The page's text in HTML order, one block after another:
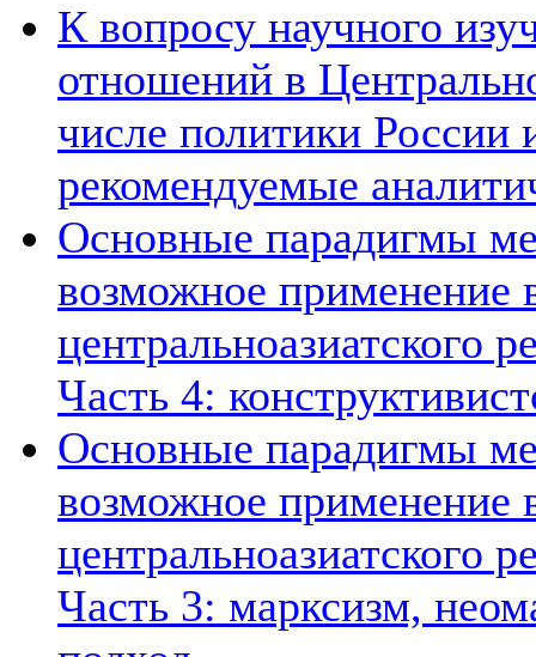
К вопросу научного
отношений в
числе политики России
рекомендуемые
Основные парадигмы
возможное применение
центральноазиатского
Часть 4:
Основные парадигмы
возможное применение
центральноазиатского
Часть 3: марксизм,